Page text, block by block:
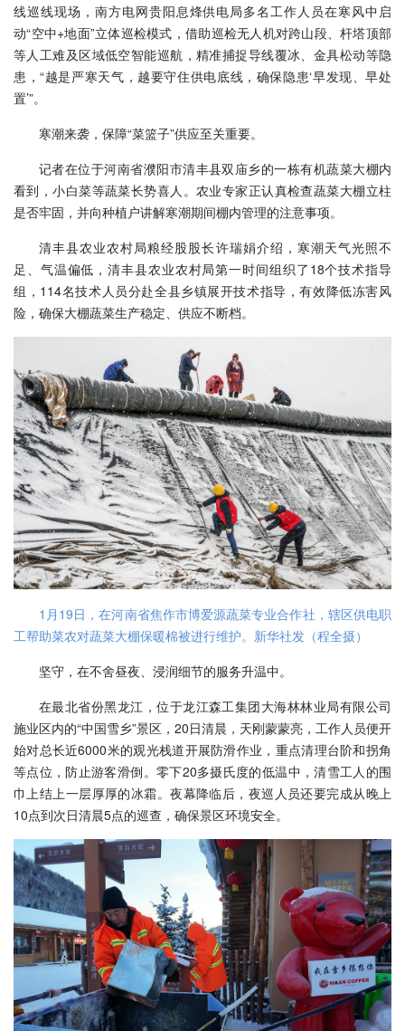
线巡线现场，南方电网贵阳息烽供电局多名工作人员在寒风中启
动“空中+地面”立体巡检模式，借助巡检无人机对跨山段、杆塔顶部
等人工难及区域低空智能巡航，精准捕捉导线覆冰、金具松动等隐
患，“越是严寒天气，越要守住供电底线，确保隐患‘早发现、早处
置’”。
寒潮来袭，保障“菜篮子”供应至关重要。
记者在位于河南省濮阳市清丰县双庙乡的一栋有机蔬菜大棚内
看到，小白菜等蔬菜长势喜人。农业专家正认真检查蔬菜大棚立柱
是否牢固，并向种植户讲解寒潮期间棚内管理的注意事项。
清丰县农业农村局粮经股股长许瑞娟介绍，寒潮天气光照不
足、气温偏低，清丰县农业农村局第一时间组织了18个技术指导
组，114名技术人员分赴全县乡镇展开技术指导，有效降低冻害风
险，确保大棚蔬菜生产稳定、供应不断档。
1月19日，在河南省焦作市博爱源蔬菜专业合作社，辖区供电职
工帮助菜农对蔬菜大棚保暖棉被进行维护。新华社发（程全摄）
坚守，在不舍昼夜、浸润细节的服务升温中。
在最北省份黑龙江，位于龙江森工集团大海林林业局有限公司
施业区内的“中国雪乡”景区，20日清晨，天刚蒙蒙亮，工作人员便开
始对总长近6000米的观光栈道开展防滑作业，重点清理台阶和拐角
等点位，防止游客滑倒。零下20多摄氏度的低温中，清雪工人的围
巾上结上一层厚厚的冰霜。夜幕降临后，夜巡人员还要完成从晚上
10点到次日清晨5点的巡查，确保景区环境安全。